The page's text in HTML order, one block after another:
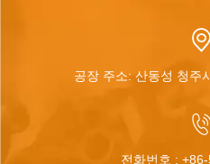
공장 주소: 산동성 청주
전화번호 :